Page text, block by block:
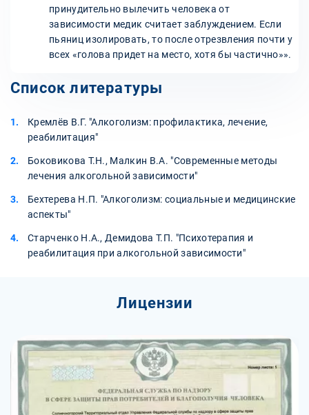
принудительно вылечить человека от
зависимости медик считает заблуждением. Если
пьяниц изолировать, то после отрезвления почти у
всех «голова придет на место, хотя бы частично»».
Список литературы
Кремлёв В.Г. "Алкоголизм: профилактика, лечение,
реабилитация"
Боковикова Т.Н., Малкин В.А. "Современные методы
лечения алкогольной зависимости"
Бехтерева Н.П. "Алкоголизм: социальные и медицинские
аспекты"
Старченко Н.А., Демидова Т.П. "Психотерапия и
реабилитация при алкогольной зависимости"
Лицензии